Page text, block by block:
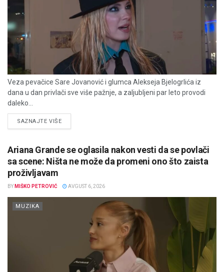
Veza pevačice Sare Jovanović i glumca Alekseja Bjelogrlića iz
dana u dan privlači sve više pažnje, a zaljubljeni par leto provodi
daleko...
SAZNAJTE VIŠEDETAILS
Ariana Grande se oglasila nakon vesti da se povlači
sa scene: Ništa ne može da promeni ono što zaista
proživljavam
BY MIŠKO PETROVIĆ AVGUST 6, 2026
MUZIKA